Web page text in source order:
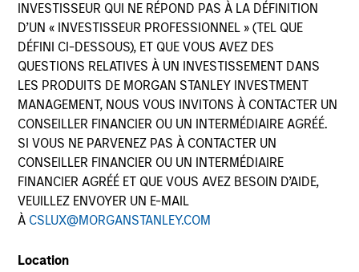
INVESTISSEUR QUI NE RÉPOND PAS À LA DÉFINITION
D’UN « INVESTISSEUR PROFESSIONNEL » (TEL QUE
DÉFINI CI-DESSOUS), ET QUE VOUS AVEZ DES
QUESTIONS RELATIVES À UN INVESTISSEMENT DANS
LES PRODUITS DE MORGAN STANLEY INVESTMENT
MANAGEMENT, NOUS VOUS INVITONS À CONTACTER UN
CONSEILLER FINANCIER OU UN INTERMÉDIAIRE AGRÉÉ.
SI VOUS NE PARVENEZ PAS À CONTACTER UN
CONSEILLER FINANCIER OU UN INTERMÉDIAIRE
FINANCIER AGRÉÉ ET QUE VOUS AVEZ BESOIN D’AIDE,
VEUILLEZ ENVOYER UN E-MAIL
À CSLUX@MORGANSTANLEY.COM
Location